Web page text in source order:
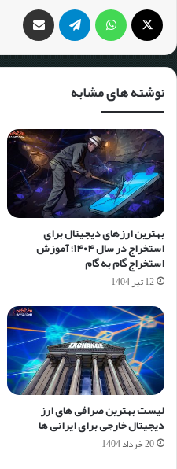
نوشته های مشابه
بهترین ارزهای دیجیتال برای
استخراج در سال ۱۴۰۴؛ آموزش
استخراج گام به گام
12 تیر 1404
لیست بهترین صرافی های ارز
دیجیتال خارجی برای ایرانی ها
20 خرداد 1404